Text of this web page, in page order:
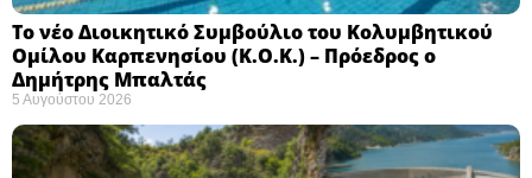
Το νέο Διοικητικό Συμβούλιο του Κολυμβητικού
Ομίλου Καρπενησίου (Κ.Ο.Κ.) – Πρόεδρος ο
Δημήτρης Μπαλτάς
5 Αυγούστου 2026